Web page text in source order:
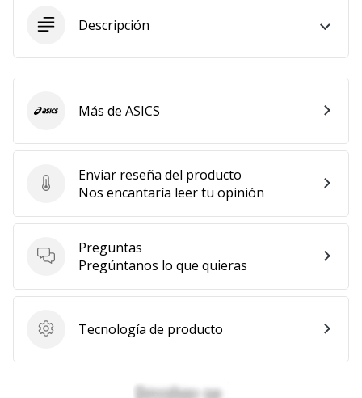
Descripción
Enviar reseña del producto
Enviar reseña del producto
Nos encantaría leer tu opinión
Preguntas
Preguntas
Pregúntanos lo que quieras
Tecnología de producto
Tecnología de producto
ASICSMás de ASICS